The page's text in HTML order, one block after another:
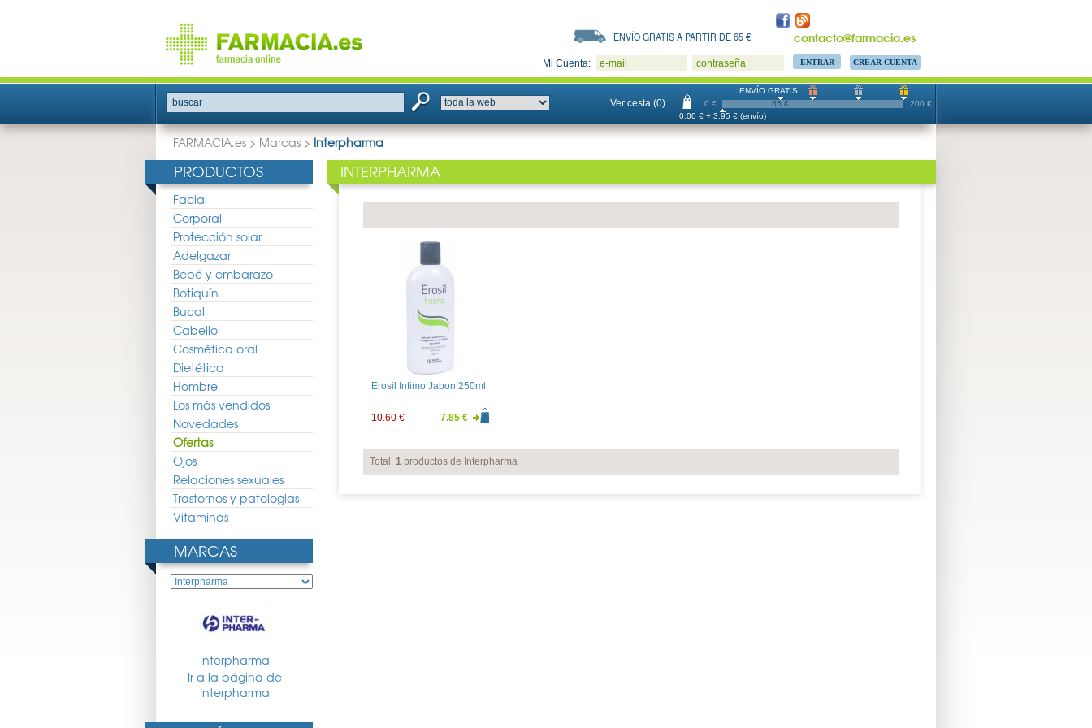
contacto@farmacia.es
ENVÍO GRATIS A PARTIR DE 65 €
Mi Cuenta: e-mail contraseña CREAR CUENTA
buscar Ver cesta (0) 0 € 200 €
ENVÍO GRATIS
65 €
0.00 € + 3.95 € (envío)
FARMACIA.es > Marcas > Interpharma
PRODUCTOS
Facial
Corporal
Protección solar
Adelgazar
Bebé y embarazo
Botiquín
Bucal
Cabello
Cosmética oral
Dietética
Hombre
Los más vendidos
Novedades
Ofertas
Ojos
Relaciones sexuales
Trastornos y patologias
Vitaminas
MARCAS
Interpharma
Ir a la página de
Interpharma
INTERPHARMA
Erosil Intimo Jabon 250ml
10.60 € 7.85 €
Total: 1 productos de Interpharma